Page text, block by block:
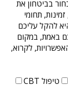
בביטחון את
תחומי
להקל עליכם
באמת, במקום
לקרוא,
טיפול CBT